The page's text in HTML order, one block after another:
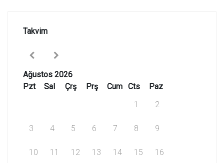
Takvim
Ağustos 2026
Pzt
Sal Çrş Prş Cum Cts
Paz
1
2
3 4 5 6 7 8 9
10 11 12 13 14 15 16